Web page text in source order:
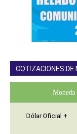
COTIZACIONES DE
Moneda
Dólar Oficial +